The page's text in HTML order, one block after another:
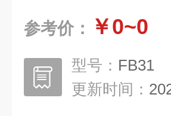
参考价： ￥0~0
型号： FB31
更新时间：